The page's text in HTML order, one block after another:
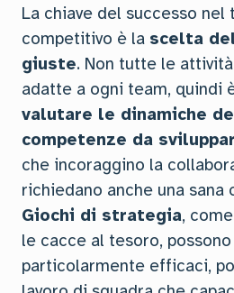
La chiave del successo nel
competitivo è la scelta
giuste. Non tutte le
adatte a ogni team, quindi
valutare le dinamiche
competenze da
che incoraggino la
richiedano anche una sana
Giochi di strategia,
le cacce al tesoro,
particolarmente efficaci,